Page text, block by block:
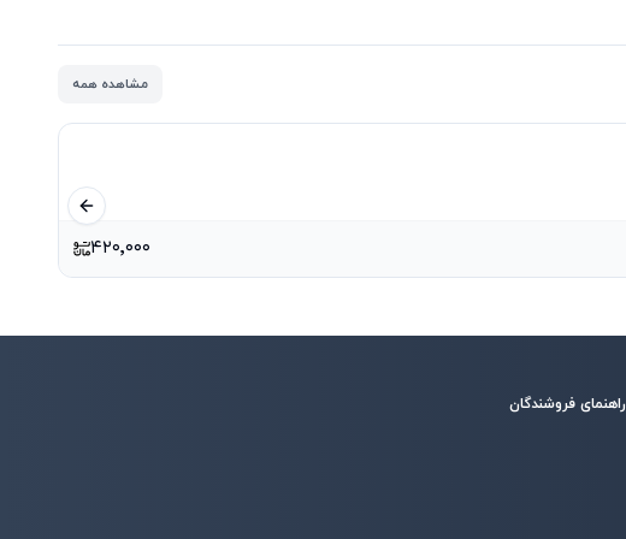
مشاهده همه
۴۲۰٬۰۰۰
اسلاید قبلی
راهنمای فروشندگان